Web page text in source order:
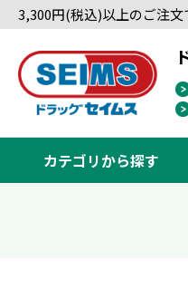
3,300円(税込)以上のご注文
カテゴリから探す